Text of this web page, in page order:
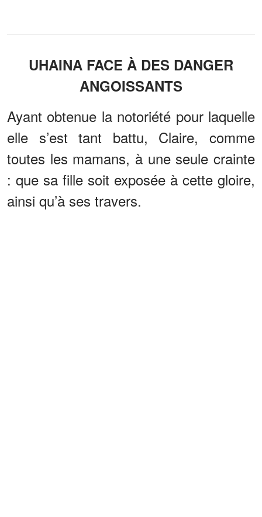
UHAINA FACE À DES DANGER
ANGOISSANTS
Ayant obtenue la notoriété pour laquelle
elle s’est tant battu, Claire, comme
toutes les mamans, à une seule crainte
: que sa fille soit exposée à cette gloire,
ainsi qu’à ses travers.